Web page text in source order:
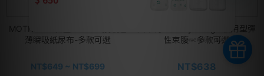
MOTHER-K 韓國 K-MOM頂級超
薄瞬吸紙尿布-多款可選
NT$649 ~ NT$699
六甲村Mammy Village 夜用型彈
性束腹 - 多款可選
NT$638
Powered by awoo.ai